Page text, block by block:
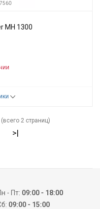
МН 1300
2 страниц)
>|
- Пт: 09:00 - 18:00
09:00 - 15:00